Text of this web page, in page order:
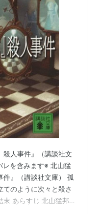
殺人事件』（講談社文
レを含みます※ 北山猛
件』（講談社文庫） 孤
のように次々と殺さ
末 あらすじ 北山猛邦